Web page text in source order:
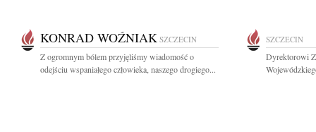
KONRAD WOŹNIAK SZCZECIN
Z ogromnym bólem przyjęliśmy wiadomość o
odejściu wspaniałego człowieka, naszego drogiego...
SZCZECIN
Dyrektorowi